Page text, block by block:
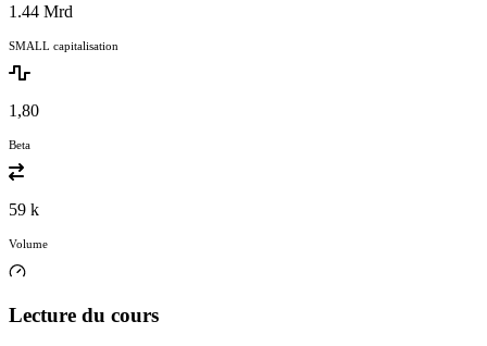
1.44 Mrd
SMALL capitalisation
1,80
Beta
59 k
Volume
Lecture du cours